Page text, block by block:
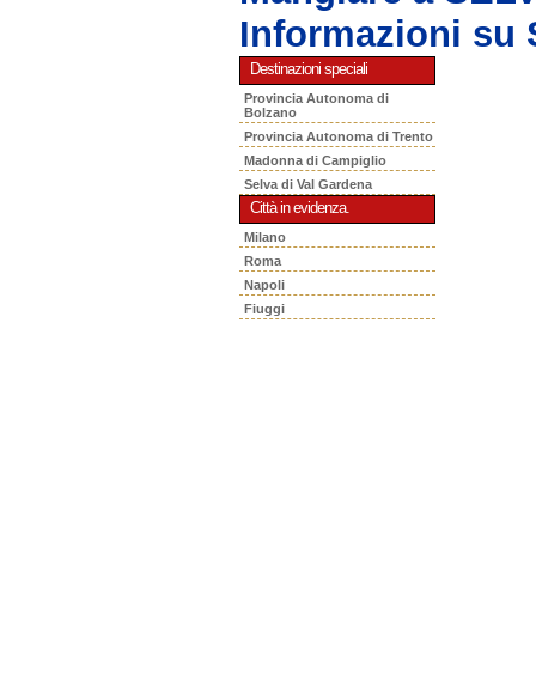
Informazioni su
Destinazioni speciali
Provincia Autonoma di
Bolzano
Provincia Autonoma di Trento
Madonna di Campiglio
Selva di Val Gardena
Città in evidenza.
Milano
Roma
Napoli
Fiuggi